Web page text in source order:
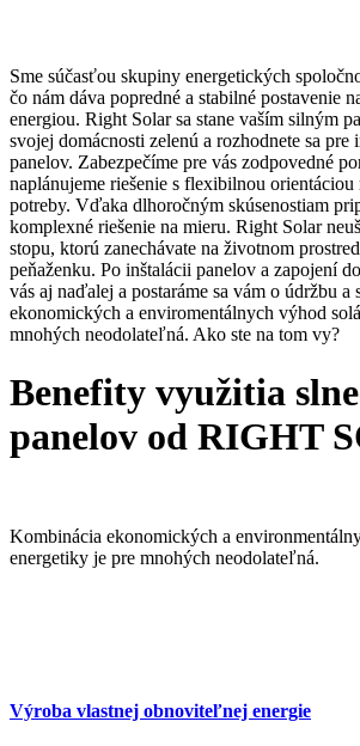
Sme súčasťou skupiny energetických
čo nám dáva popredné a stabilné postavenie
energiou. Right Solar sa stane vaším silným
svojej domácnosti zelenú a rozhodnete sa pre
panelov. Zabezpečíme pre vás zodpovedné
naplánujeme riešenie s flexibilnou
potreby. Vďaka dlhoročným skúsenostiam
komplexné riešenie na mieru. Right Solar
stopu, ktorú zanechávate na životnom
peňaženku. Po inštalácii panelov a zapojení
vás aj naďalej a postaráme sa vám o údržbu a
ekonomických a enviromentálnych výhod
mnohých neodolateľná. Ako ste na tom vy?
Benefity využitia
panelov od RIGHT
Kombinácia ekonomických a
energetiky je pre mnohých neodolateľná.
Výroba vlastnej obnoviteľnej energie